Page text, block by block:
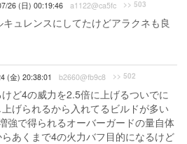
26 (日) 00:19:46 a1122@ca5fc >> 503
ュレンスにしてたけどアラクネも良
(金) 20:38:01 b2660@fb9c8 >> 502
ど4の威力を2.5倍に上げるついでに
げられるから入れてるビルドが多い
強で得られるオーバーガードの量自体
あくまで4の火力バフ目的になるけど